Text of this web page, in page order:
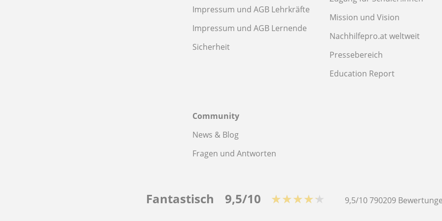
Impressum und AGB Lehrkräfte
Impressum und AGB Lernende
Sicherheit
Mission und Vision
Nachhilfepro.at weltweit
Pressebereich
Education Report
Community
News & Blog
Fragen und Antworten
Fantastisch 9,5/10 ★★★★★ 9,5/10790209